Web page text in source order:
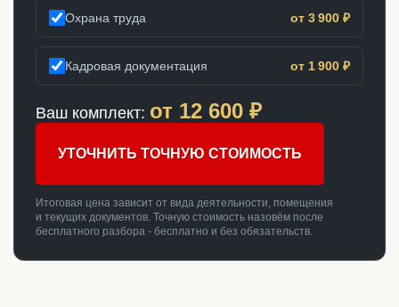
Охрана труда от 3 900 ₽
Кадровая документация от 1 900 ₽
Ваш комплект: от 12 600 ₽
УТОЧНИТЬ ТОЧНУЮ СТОИМОСТЬ
Итоговая цена зависит от вида деятельности, помещения
и текущих документов. Точную стоимость назовём после
бесплатного разбора - бесплатно и без обязательств.